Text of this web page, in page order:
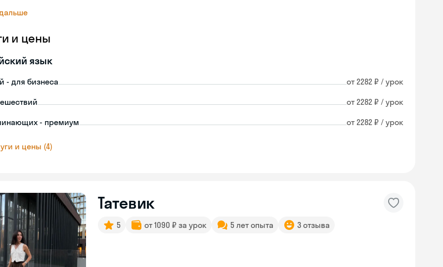
и цены
язык
- для бизнеса от 2282 ₽ / урок
от 2282 ₽ / урок
- премиум от 2282 ₽ / урок
и цены (4)
Татевик
5 от 1090 ₽ за урок 5 лет опыта 3 отзыва